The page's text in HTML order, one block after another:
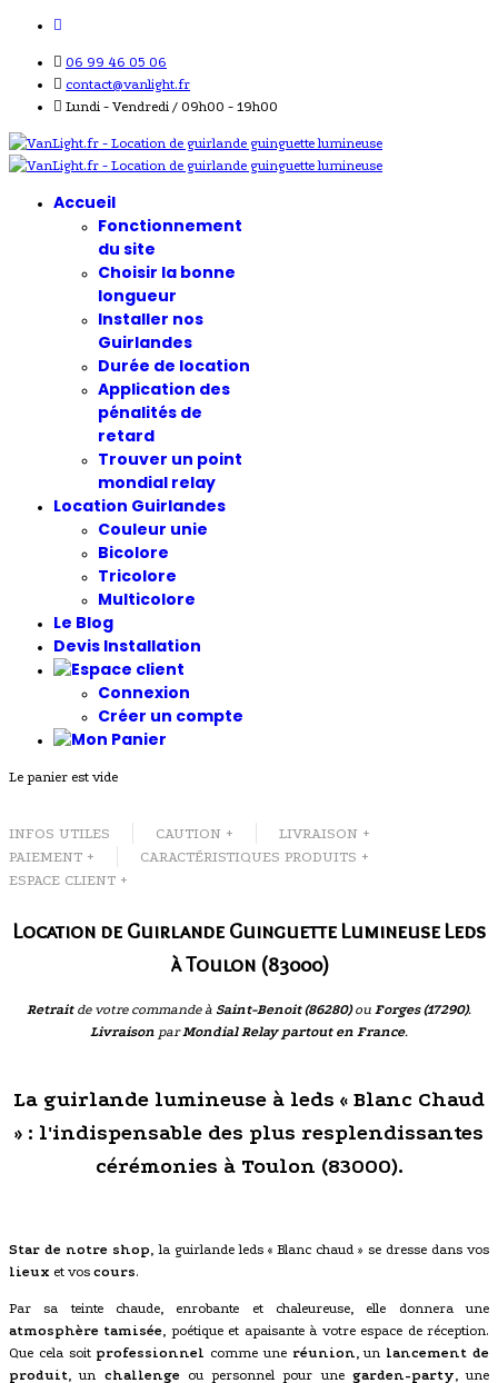
06 99 46 05 06
contact@vanlight.fr
Lundi - Vendredi / 09h00 - 19h00
Accueil
Fonctionnement
du site
Choisir la bonne
longueur
Installer nos
Guirlandes
Durée de location
Application des
pénalités de
retard
Trouver un point
mondial relay
Location Guirlandes
Couleur unie
Bicolore
Tricolore
Multicolore
Le Blog
Devis Installation
Connexion
Créer un compte
Le panier est vide
INFOS UTILES CAUTION +
LIVRAISON +
PAIEMENT +
CARACTÉRISTIQUES PRODUITS +
ESPACE CLIENT +
Location de Guirlande Guinguette Lumineuse Leds
à Toulon (83000)
Retraitde votre commande à Saint-Benoit (86280)ou Forges (17290).
Livraison parMondial Relay partout en France.
La guirlande lumineuse à leds « Blanc Chaud
» : l'indispensable des plus resplendissantes
cérémonies à Toulon (83000).
Star de notre shop , la guirlande leds « Blanc chaud » se dresse dans vos
lieux et vos cours.
Par sa teinte chaude, enrobante et chaleureuse, elle donnera une
atmosphère tamisée , poétique et apaisante à votre espace de réception.
Que cela soit professionnel comme une réunion , un lancement de
produit , un challengeou personnel pour une garden-party , une